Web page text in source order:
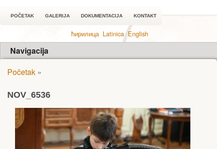
POČETAK GALERIJA DOKUMENTACIJA KONTAKT
ћирилица Latinica English
Navigacija
Početak »
NOV_6536